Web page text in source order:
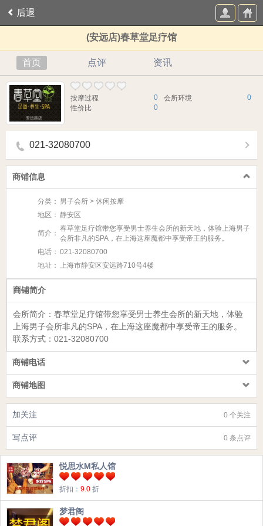
后退
(安远店)春草堂足疗馆
首页 点评 资讯
0
按摩过程 0
会所环境
0
性价比
021-32080700
商铺信息
分类： 男子会所 > 休闲按摩
地区： 静安区
简介：
春草堂足疗馆带您享受男士养生会所的新天地，体验上海男子
会所非凡的SPA，在上海这座魔都中享受帝王的服务。
电话： 021-32080700
地址： 上海市静安区安远路710号4楼
商铺简介
会所简介： 春草堂足疗馆带您享受男士养生会所的新天地，体验
上海男子会所非凡的SPA，在上海这座魔都中享受帝王的服务。
联系方式： 021-32080700
商铺电话
商铺地图
0 个关注
加关注
0 条点评
写点评
悦思水M私人馆
折扣： 9.0 折
梦君阁